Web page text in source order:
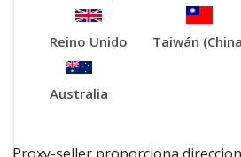
Reino Unido Taiwán
Australia
Proxy-seller proporciona